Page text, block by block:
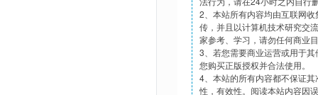
2、本站所有内容均由互联网
传，并且以计算机技术研究交
家参考、学习，请勿任何商业
3、若您需要商业运营或用于
您购买正版授权并合法使用。
4、本站的所有内容都不保证
性，有效性。阅读本站内容因